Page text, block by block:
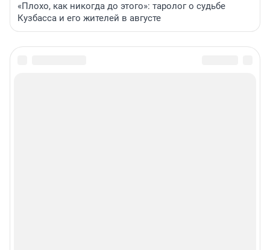
«Плохо, как никогда до этого»: таролог о судьбе
Кузбасса и его жителей в августе